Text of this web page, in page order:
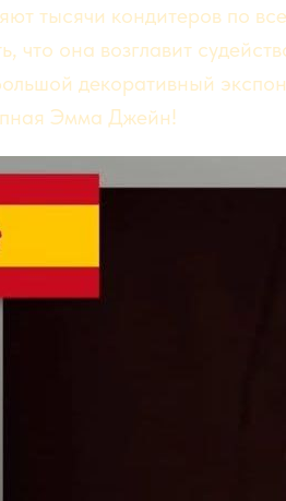
тысячи кондитеров по
что она возглавит
декоративный
Эмма Джейн!